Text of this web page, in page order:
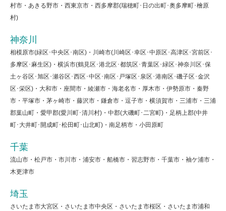
村市・あきる野市・西東京市・西多摩郡(瑞穂町･日の出町･奥多摩町･檜原
村)
神奈川
相模原市(緑区･中央区･南区)・川崎市(川崎区･幸区･中原区･高津区･宮前区･
多摩区･麻生区)・横浜市(鶴見区･港北区･都筑区･青葉区･緑区･神奈川区･保
土ヶ谷区･旭区･瀬谷区･西区･中区･南区･戸塚区･泉区･港南区･磯子区･金沢
区･栄区)・大和市・座間市・綾瀬市・海老名市・厚木市・伊勢原市・秦野
市・平塚市・茅ヶ崎市・藤沢市・鎌倉市・逗子市・横須賀市・三浦市・三浦
郡葉山町・愛甲郡(愛川町･清川村)・中郡(大磯町･二宮町)・足柄上郡(中井
町･大井町･開成町･松田町･山北町)・南足柄市・小田原町
千葉
流山市・松戸市・市川市・浦安市・船橋市・習志野市・千葉市・袖ケ浦市・
木更津市
埼玉
さいたま市大宮区・さいたま市中央区・さいたま市桜区・さいたま市浦和